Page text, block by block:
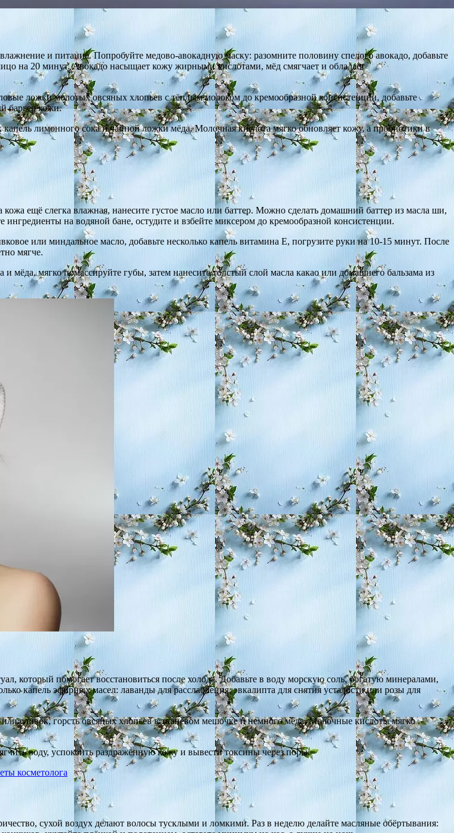
и питание. Попробуйте медово-авокадную маску: разомните половину спелого авокадо, добавьте
на 20 минут. Авокадо насыщает кожу жирными кислотами, мёд смягчает и обладает
ложки молотых овсяных хлопьев с тёплым молоком до кремообразной консистенции, добавьте
барьер кожи.
лимонного сока и чайной ложки мёда. Молочная кислота мягко обновляет кожу, а пробиотики в
ещё слегка влажная, нанесите густое масло или баттер. Можно сделать домашний баттер из масла ши,
на водяной бане, остудите и взбейте миксером до кремообразной консистенции.
или миндальное масло, добавьте несколько капель витамина E, погрузите руки на 10-15 минут. После
мягче.
мёда, мягко помассируйте губы, затем нанесите толстый слой масла какао или домашнего бальзама из
который помогает восстановиться после холода. Добавьте в воду морскую соль, богатую минералами,
капель эфирных масел: лаванды для расслабления, эвкалипта для снятия усталости или розы для
сливок, горсть овсяных хлопьев в тканевом мешочке и немного мёда. Молочные кислоты мягко
воду, успокоить раздражённую кожу и вывести токсины через поры.
косметолога
сухой воздух делают волосы тусклыми и ломкими. Раз в неделю делайте масляные обёртывания: